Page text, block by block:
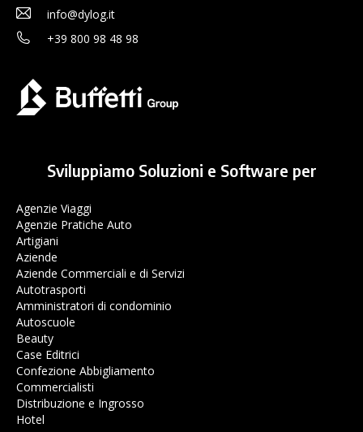
info@dylog.it
+39 800 98 48 98
Sviluppiamo Soluzioni e Software per
Agenzie Viaggi
Agenzie Pratiche Auto
Artigiani
Aziende
Aziende Commerciali e di Servizi
Autotrasporti
Amministratori di condominio
Autoscuole
Beauty
Case Editrici
Confezione Abbigliamento
Commercialisti
Distribuzione e Ingrosso
Hotel